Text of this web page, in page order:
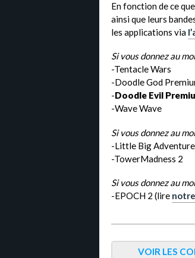
En fonction de ce
ainsi que leurs
les applications via
Si vous donnez au
-Tentacle Wars
-Doodle God
-Doodle Evil
-Wave Wave
Si vous donnez au
-Little Big
-TowerMadness 2
Si vous donnez au
-EPOCH 2 (lire
VOIR LES